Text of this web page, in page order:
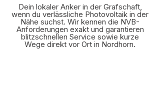
Dein lokaler Anker in der Grafschaft,
wenn du verlässliche Photovoltaik in der
Nähe suchst. Wir kennen die NVB-
Anforderungen exakt und garantieren
blitzschnellen Service sowie kurze
Wege direkt vor Ort in Nordhorn.